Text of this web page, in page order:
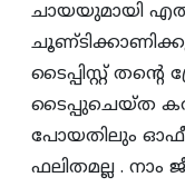
ചായയുമായി
ടൈപ്പിസ്റ്റ്‌
ടൈപ്പുചെയ്‌ത
പോയതിലും
ഫലിതമല്ല . നാം